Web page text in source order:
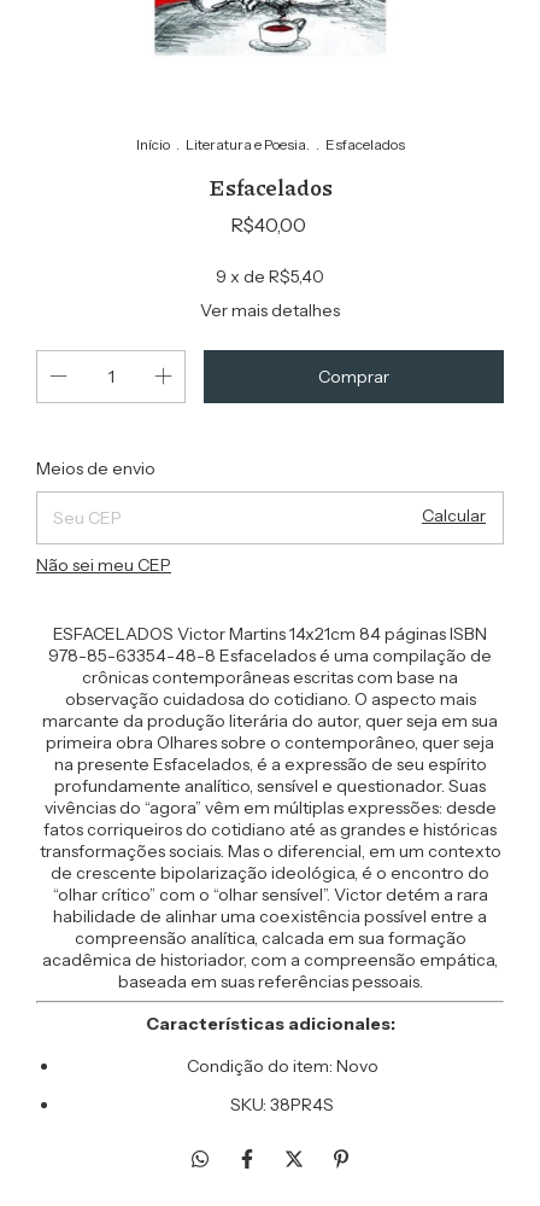
Início . Literatura e Poesia. . Esfacelados
Esfacelados
R$40,00
9 x de R$5,40
Ver mais detalhes
Entregas para o CEP:
Meios de envio
Calcular
Não sei meu CEP
ESFACELADOS Victor Martins 14x21cm 84 páginas ISBN
978-85-63354-48-8 Esfacelados é uma compilação de
crônicas contemporâneas escritas com base na
observação cuidadosa do cotidiano. O aspecto mais
marcante da produção literária do autor, quer seja em sua
primeira obra Olhares sobre o contemporâneo, quer seja
na presente Esfacelados, é a expressão de seu espírito
profundamente analítico, sensível e questionador. Suas
vivências do “agora” vêm em múltiplas expressões: desde
fatos corriqueiros do cotidiano até as grandes e históricas
transformações sociais. Mas o diferencial, em um contexto
de crescente bipolarização ideológica, é o encontro do
“olhar crítico” com o “olhar sensível”. Victor detém a rara
habilidade de alinhar uma coexistência possível entre a
compreensão analítica, calcada em sua formação
acadêmica de historiador, com a compreensão empática,
baseada em suas referências pessoais.
Características adicionales:
Condição do item: Novo
SKU: 38PR4S